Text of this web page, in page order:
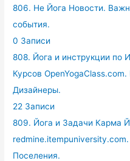
806. Не Йога Новости.
события.
0 Записи
808. Йога и инструкции по
Курсов
Дизайнеры.
22 Записи
809. Йога и Задачи Карма
Поселения.